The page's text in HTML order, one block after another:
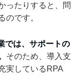
ったりすると、問
のです。
では、サポートの
そのため、導入支
実しているRPA